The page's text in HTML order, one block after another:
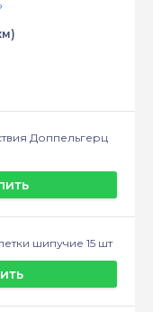
Доппельгерц
шипучие 15 шт